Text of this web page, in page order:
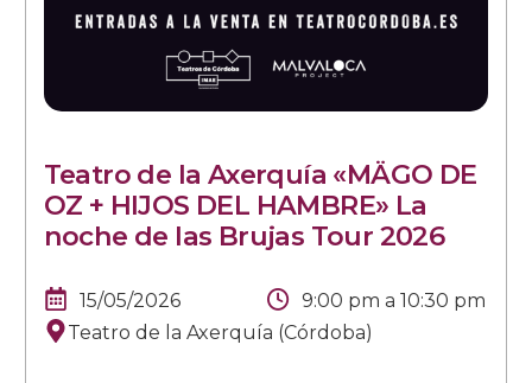
Teatro de la Axerquía «MÄGO DE
OZ + HIJOS DEL HAMBRE» La
noche de las Brujas Tour 2026
15/05/2026 9:00 pm a 10:30 pm
Teatro de la Axerquía (Córdoba)